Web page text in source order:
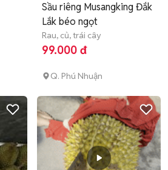
Sầu riêng Musangking Đắk
Lắk béo ngọt
Rau, củ, trái cây
99.000 đ
Q. Phú Nhuận